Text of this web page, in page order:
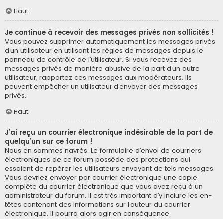
Haut
Je continue à recevoir des messages privés non sollicités !
Vous pouvez supprimer automatiquement les messages privés
d’un utilisateur en utilisant les règles de messages depuis le
panneau de contrôle de l’utilisateur. Si vous recevez des
messages privés de manière abusive de la part d’un autre
utilisateur, rapportez ces messages aux modérateurs. Ils
peuvent empêcher un utilisateur d’envoyer des messages
privés.
Haut
J’ai reçu un courrier électronique indésirable de la part de
quelqu’un sur ce forum !
Nous en sommes navrés. Le formulaire d’envoi de courriers
électroniques de ce forum possède des protections qui
essaient de repérer les utilisateurs envoyant de tels messages.
Vous devriez envoyer par courrier électronique une copie
complète du courrier électronique que vous avez reçu à un
administrateur du forum. Il est très important d’y inclure les en-
têtes contenant des informations sur l’auteur du courrier
électronique. Il pourra alors agir en conséquence.